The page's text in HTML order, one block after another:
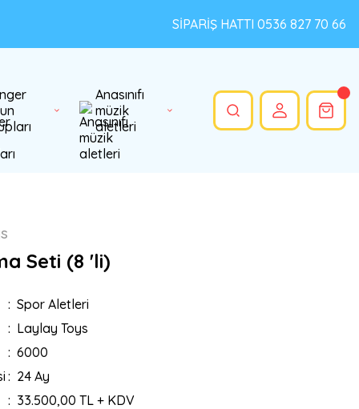
SİPARİŞ HATTI 0536 827 70 66
Anasınıfı
müzik
aletleri
Seti (8 'li)
Spor Aletleri
Laylay Toys
6000
24 Ay
33.500,00 TL + KDV